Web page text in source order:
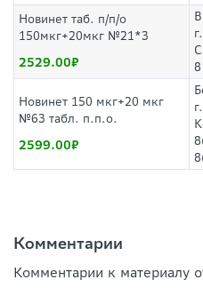
Новинет таб. п/п/о
150мкг+20мкг №21*3
2529.00
Новинет 150 мкг+20 мкг
№63 табл. п.п.о.
2599.00
Комментарии
Комментарии к материалу